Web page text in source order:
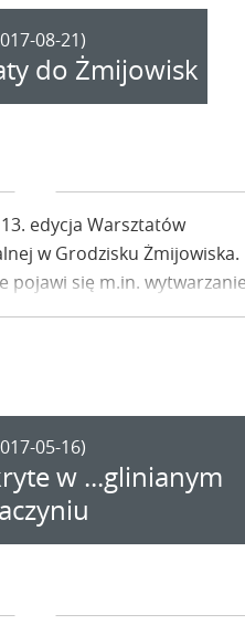
08-21)
do Żmijowisk
edycja Warsztatów
w Grodzisku Żmijowiska.
pojawi się m.in.
garncarstwo
05-16)
w ...glinianym